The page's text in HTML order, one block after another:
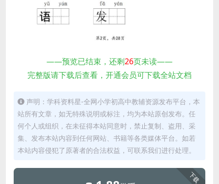
——预览已结束，还剩26页未读——
完整版请下载后查看，开通会员可下载全站文档
声明：学科资料星-全网小学初高中教辅资源发布平台，本
站所有文章，如无特殊说明或标注，均为本站原创发布。任
何个人或组织，在未征得本站同意时，禁止复制、盗用、采
集、发布本站内容到任何网站、书籍等各类媒体平台。如若
本站内容侵犯了原著者的合法权益，可联系我们进行处理。
下载